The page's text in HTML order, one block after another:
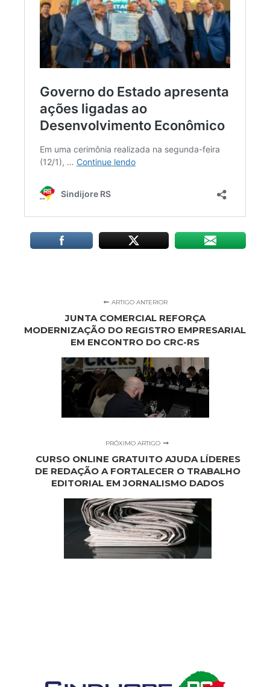
ARTIGO ANTERIOR
JUNTA COMERCIAL REFORÇA
MODERNIZAÇÃO DO REGISTRO EMPRESARIAL
EM ENCONTRO DO CRC-RS
PRÓXIMO ARTIGO
CURSO ONLINE GRATUITO AJUDA LÍDERES
DE REDAÇÃO A FORTALECER O TRABALHO
EDITORIAL EM JORNALISMO DADOS